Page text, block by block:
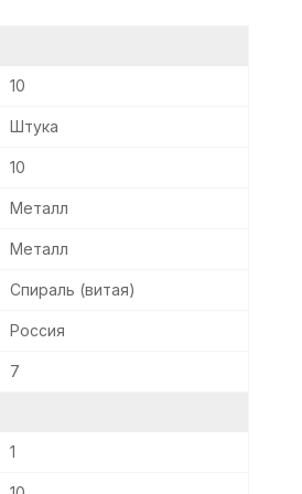
10
Штука
10
Металл
Металл
Спираль (витая)
Россия
7
1